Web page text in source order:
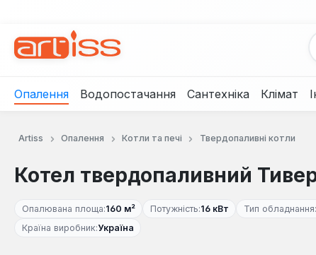
Опалення Водопостачання Сантехніка Клімат
Artiss Опалення Котли та печі Твердопаливні котли
Котел твердопаливний
Опалювана площа:160 м² Потужність:16 кВт Тип обладнання:
Країна виробник:Україна